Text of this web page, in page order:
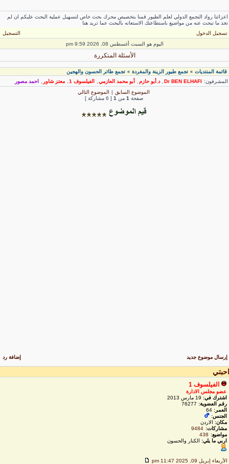
رواد التجمع الدولي لعلم الطيور قمنا بتخصيص محرك بحث خاص لتسهيل عملية البحث عليكم ان لم
ما تبحث عنه من مواضيع باستطاعتك الاستعانه بالبحث عما تريد هنا
تسجيل الدخول
التسجيل
اليوم هو السبت أغسطس 08, 2026 9:59 pm
الأسئلة المتكررة
قائمة المنتديات» تجمع طيور الزينة والمغردة» تجمع طائر الحسون والهجين
Dr BEN ELHAFI
, د.أبو حازم, أبو محمد العازمي , الفيلسوف 1 , معتز شاور
احمد مصور
الموضوع السابق| الموضوع التالي
صفحة1 من [ 6 مشاركة ]
إرسال موضوع جديد إضافة رد
الفيلسوف 1
عضو مجلس الادارة
اشترك في:19 مارس 2013
رقم العضوية:76277
العمر: 64
الجنس:
مكان:الاردن
مشاركات:
9484
مواضيع:
438
اربي ما يلي:الكنار والحسون
الأربعاء إبريل 09, 2025 11:47 pm